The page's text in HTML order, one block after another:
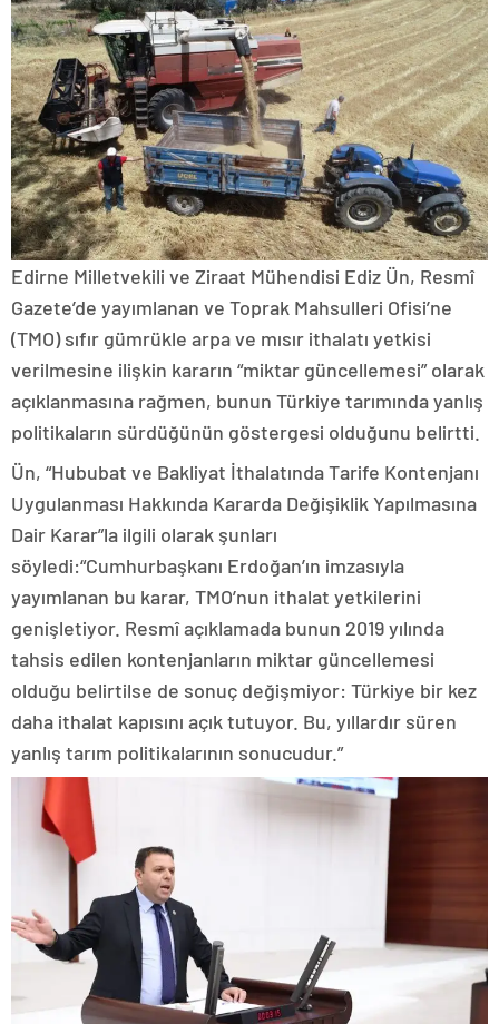
Edirne Milletvekili ve Ziraat Mühendisi Ediz Ün, Resmî
Gazete’de yayımlanan ve Toprak Mahsulleri Ofisi’ne
(TMO) sıfır gümrükle arpa ve mısır ithalatı yetkisi
verilmesine ilişkin kararın “miktar güncellemesi” olarak
açıklanmasına rağmen, bunun Türkiye tarımında yanlış
politikaların sürdüğünün göstergesi olduğunu belirtti.
Ün, “Hububat ve Bakliyat İthalatında Tarife Kontenjanı
Uygulanması Hakkında Kararda Değişiklik Yapılmasına
Dair Karar”la ilgili olarak şunları
söyledi:“Cumhurbaşkanı Erdoğan’ın imzasıyla
yayımlanan bu karar, TMO’nun ithalat yetkilerini
genişletiyor. Resmî açıklamada bunun 2019 yılında
tahsis edilen kontenjanların miktar güncellemesi
olduğu belirtilse de sonuç değişmiyor: Türkiye bir kez
daha ithalat kapısını açık tutuyor. Bu, yıllardır süren
yanlış tarım politikalarının sonucudur.”